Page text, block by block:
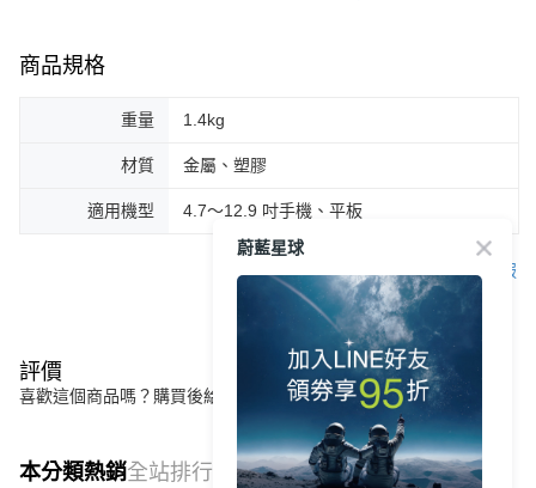
商品規格
重量 1.4kg
材質 金屬、塑膠
適用機型 4.7～12.9 吋手機、平板
客服
評價
喜歡這個商品嗎？購買後給他一個好評吧
本分類熱銷全站排行
蔚藍星球